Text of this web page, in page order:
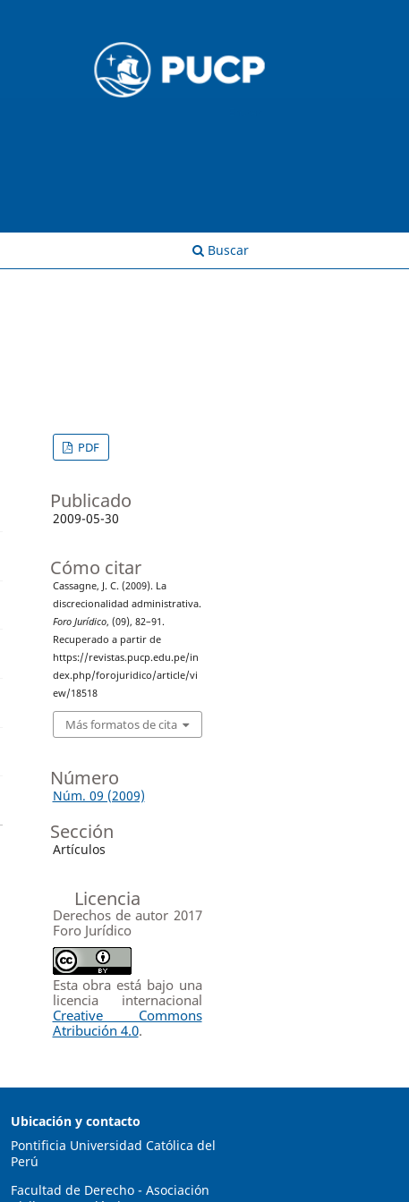
Buscar
PDF
Publicado
2009-05-30
Cómo citar
Cassagne, J. C. (2009). La
discrecionalidad administrativa.
Foro Jurídico, (09), 82–91.
Recuperado a partir de
https://revistas.pucp.edu.pe/in
dex.php/forojuridico/article/vi
ew/18518
Más formatos de cita
Número
Núm. 09 (2009)
Sección
Artículos
Licencia
Derechos de autor 2017
Foro Jurídico
Esta obra está bajo una
licencia internacional
Creative Commons
Atribución 4.0.
Ubicación y contacto
Pontificia Universidad Católica del
Perú
Facultad de Derecho - Asociación